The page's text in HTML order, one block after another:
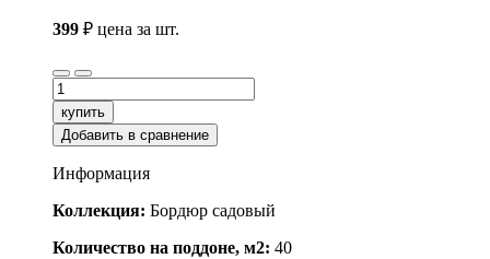
399 ₽ цена за шт.
купить
Добавить в сравнение
Информация
Коллекция: Бордюр садовый
Количество на поддоне, м2: 40